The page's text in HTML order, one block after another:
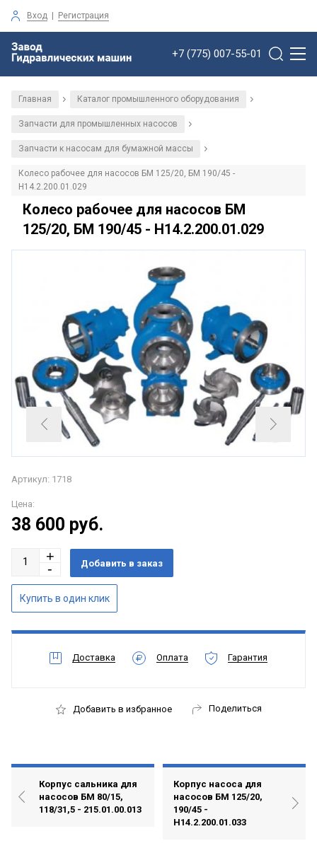
Вход | Регистрация
+7 (775) 007-55-01
Главная / Каталог промышленного оборудования /
Запчасти для промышленных насосов /
Запчасти к насосам для бумажной массы /
Колесо рабочее для насосов БМ 125/20, БМ 190/45 -
Н14.2.200.01.029
Колесо рабочее для насосов БМ
125/20, БМ 190/45 - Н14.2.200.01.029
Артикул: 1718
Цена:
38 600 руб.
Доставка Оплата Гарантия
Добавить в избранное Поделиться
Корпус сальника для
насосов БМ 80/15,
118/31,5 - 215.01.00.013
Корпус насоса для
насосов БМ 125/20,
190/45 -
Н14.2.200.01.033